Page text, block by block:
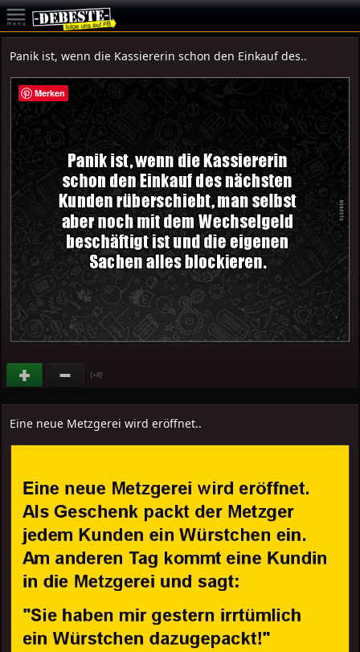
Panik ist, wenn die Kassiererin schon den Einkauf des..
(+8)
Eine neue Metzgerei wird eröffnet..
Merken